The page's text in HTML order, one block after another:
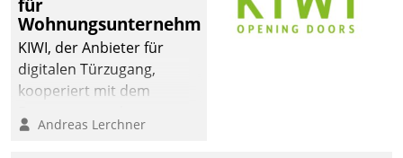
Wohnungsunternehmen
KIWI, der Anbieter für
digitalen Türzugang,
kooperiert mit dem
Softwareentwicklungshaus
Andreas Lerchner